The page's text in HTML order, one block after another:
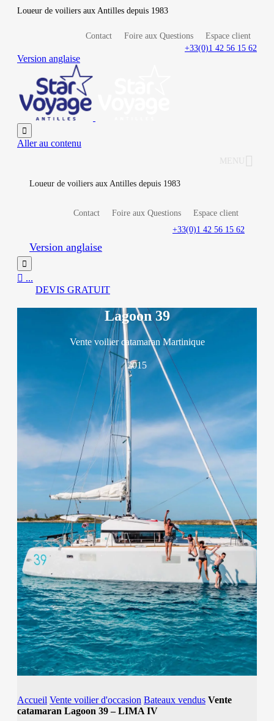
Loueur de voiliers aux Antilles depuis 1983
Contact Foire aux Questions
Espace client
+33(0)1 42 56 15 62
Version anglaise

Aller au contenu
MENU
Loueur de voiliers aux Antilles depuis 1983
Contact Foire aux Questions
Espace client
+33(0)1 42 56 15 62
Version anglaise

 ...
DEVIS GRATUIT
Lagoon 39
Vente voilier catamaran Martinique
2015
Accueil Vente voilier d'occasion Bateaux vendus Vente
catamaran Lagoon 39 – LIMA IV